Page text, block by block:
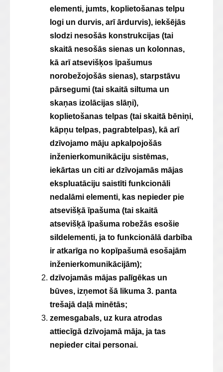
elementi, jumts, koplietošanas telpu
logi un durvis, arī ārdurvis), iekšējās
slodzi nesošās konstrukcijas (tai
skaitā nesošās sienas un kolonnas,
kā arī atsevišķos īpašumus
norobežojošās sienas), starpstāvu
pārsegumi (tai skaitā siltuma un
skaņas izolācijas slāņi),
koplietošanas telpas (tai skaitā bēniņi,
kāpņu telpas, pagrabtelpas), kā arī
dzīvojamo māju apkalpojošās
inženierkomunikāciju sistēmas,
iekārtas un citi ar dzīvojamās mājas
ekspluatāciju saistīti funkcionāli
nedalāmi elementi, kas nepieder pie
atsevišķā īpašuma (tai skaitā
atsevišķā īpašuma robežās esošie
sildelementi, ja to funkcionālā darbība
ir atkarīga no kopīpašumā esošajām
inženierkomunikācijām);
dzīvojamās mājas palīgēkas un
būves, izņemot šā likuma 3. panta
trešajā daļā minētās;
zemesgabals, uz kura atrodas
attiecīgā dzīvojamā māja, ja tas
nepieder citai personai.